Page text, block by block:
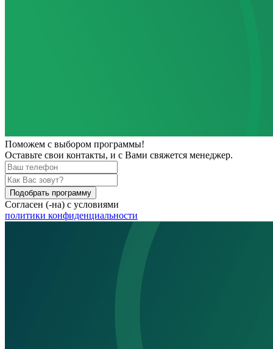
Поможем с выбором программы!
Оставьте свои контакты, и с Вами свяжется менеджер.
Подобрать программу
Согласен (-на) с условиями
политики конфиденциальности